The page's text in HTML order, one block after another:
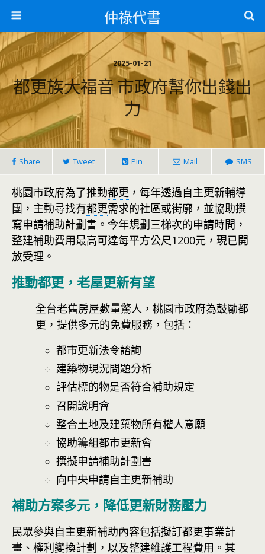
仲祿代書
2025-01-21
都更族大福音 市政府幫你出錢出
力
Share Tweet Pin Mail SMS
桃園市政府為了推動都更 ，每年透過自主更新輔導
團，主動尋找有都更需求的社區或街廓，並協助撰
寫申請補助計劃書。今年規劃三梯次的申請時間，
整建補助費用最高可達每平方公尺1200元，現已開
放受理。
推動都更，老屋更新有望
全台老舊房屋數量驚人，桃園市政府為鼓勵都
更，提供多元的免費服務，包括：
都市更新法令諮詢
建築物現況問題分析
評估標的物是否符合補助規定
召開說明會
整合土地及建築物所有權人意願
協助籌組都市更新會
撰擬申請補助計劃書
向中央申請自主更新補助
補助方案多元，降低更新財務壓力
民眾參與自主更新補助內容包括擬訂都更事業計
畫、權利變換計劃，以及整建維護工程費用。其